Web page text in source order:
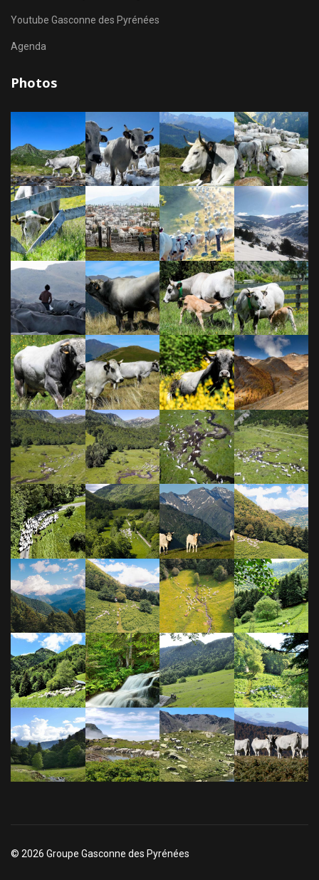
Youtube Gasconne des Pyrénées
Agenda
Photos
© 2026 Groupe Gasconne des Pyrénées